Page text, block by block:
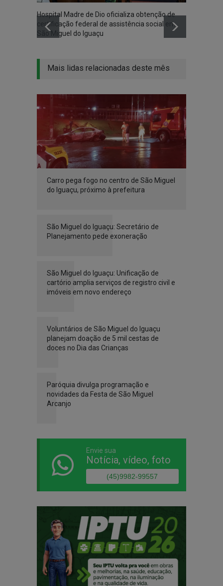
Hospital Madre de Dio oficializa obtenção de
certificação federal de assistência social em
São Miguel do Iguaçu
Mais lidas relacionadas deste mês
Carro pega fogo no centro de São Miguel
do Iguaçu, próximo à prefeitura
São Miguel do Iguaçu: Secretário de
Planejamento pede exoneração
São Miguel do Iguaçu: Unificação de
cartório amplia serviços de registro civil e
imóveis em novo endereço
Voluntários de São Miguel do Iguaçu
planejam doação de 5 mil cestas de
doces no Dia das Crianças
Paróquia divulga programação e
novidades da Festa de São Miguel
Arcanjo
Envie sua
Notícia, vídeo, foto
(45)9982-99557